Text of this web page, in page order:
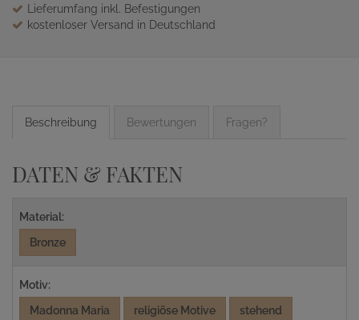
Lieferumfang inkl. Befestigungen
kostenloser Versand in Deutschland
Beschreibung Bewertungen Fragen?
DATEN & FAKTEN
Material:
Bronze
Motiv:
Madonna Maria
religiöse Motive stehend